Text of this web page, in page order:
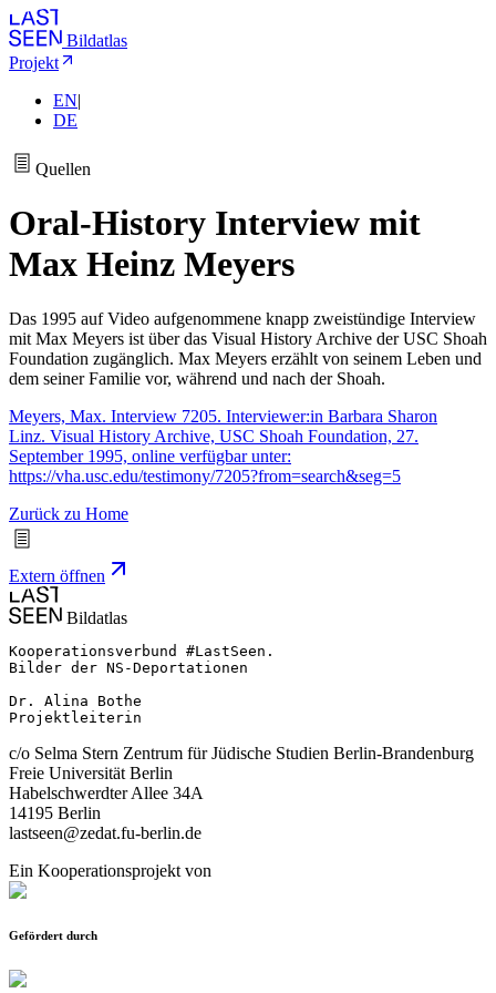
Bildatlas
Projekt
EN|
DE
Quellen
Oral-History Interview mit
Max Heinz Meyers
Das 1995 auf Video aufgenommene knapp zweistündige Interview
mit Max Meyers ist über das Visual History Archive der USC Shoah
Foundation zugänglich. Max Meyers erzählt von seinem Leben und
dem seiner Familie vor, während und nach der Shoah.
Meyers, Max. Interview 7205. Interviewer:in Barbara Sharon
Linz. Visual History Archive, USC Shoah Foundation, 27.
September 1995, online verfügbar unter:
https://vha.usc.edu/testimony/7205?from=search&seg=5
Zurück zu Home
Extern öffnen
Bildatlas
Kooperationsverbund #LastSeen.
Bilder der NS-Deportationen
Dr. Alina Bothe
Projektleiterin
c/o Selma Stern Zentrum für Jüdische Studien Berlin-Brandenburg
Freie Universität Berlin
Habelschwerdter Allee 34A
14195 Berlin
lastseen@zedat.fu-berlin.de
Ein Kooperationsprojekt von
Gefördert durch